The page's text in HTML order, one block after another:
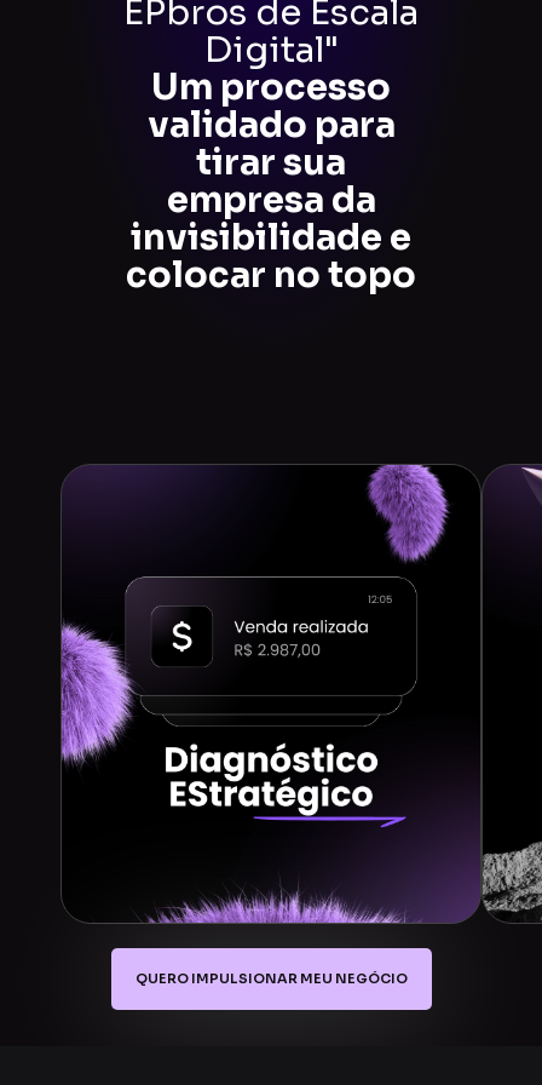
EPbros de Escala
Digital"
Um processo
validado para
tirar sua
empresa da
invisibilidade e
colocar no topo
QUERO IMPULSIONAR MEU NEGÓCIO